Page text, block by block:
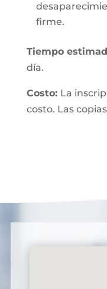
firme.
Tiempo
día.
Costo: La
costo. Las